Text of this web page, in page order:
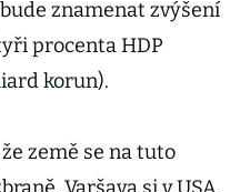
znamenat zvýšení
procenta HDP
korun).
země se na tuto